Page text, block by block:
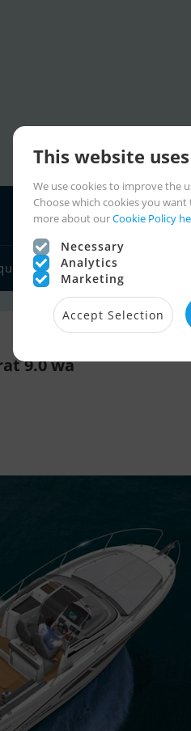
Boat dealers
9.0 wa
This website
We use cookies to improve the
Choose which cookies you want
more about ourCookie Policy
Necessary
Analytics
Marketing
Accept Selection